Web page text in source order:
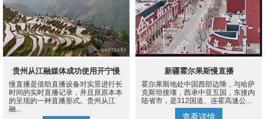
贵州从江融媒体成功使用开宁慢
直播设备案例
慢直播是借助直播设备对实景进行长
时间的实时直播记录，并且原原本本
的呈现的一种直播形式。贵州从江
融...
新疆霍尔果斯慢直播
霍尔果斯地处中国西部边陲，与哈萨
克斯坦接壤，西承中亚五国，东接内
陆省市，是312国道、连霍高速公...
查看详情